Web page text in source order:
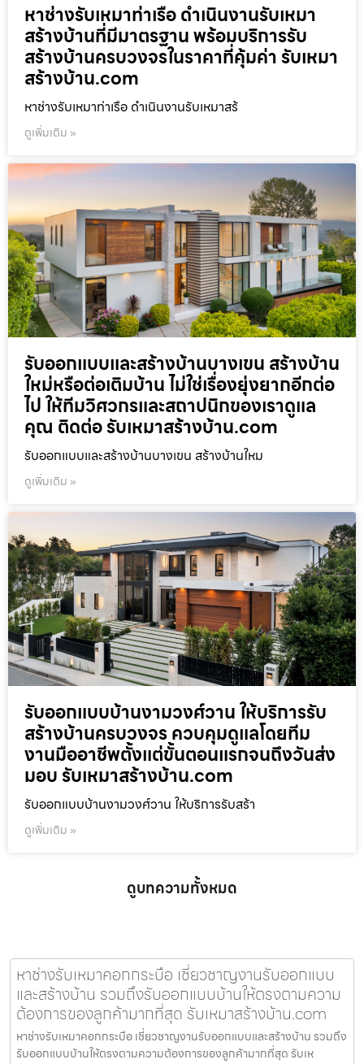
หาช่างรับเหมาท่าเรือ ดำเนินงานรับเหมา
สร้างบ้านที่มีมาตรฐาน พร้อมบริการรับ
สร้างบ้านครบวงจรในราคาที่คุ้มค่า รับเหมา
สร้างบ้าน.com
หาช่างรับเหมาท่าเรือ ดำเนินงานรับเหมาสร้
ดูเพิ่มเติม »
รับออกแบบและสร้างบ้านบางเขน สร้างบ้าน
ใหม่หรือต่อเติมบ้าน ไม่ใช่เรื่องยุ่งยากอีกต่อ
ไป ให้ทีมวิศวกรและสถาปนิกของเราดูแล
คุณ ติดต่อ รับเหมาสร้างบ้าน.com
รับออกแบบและสร้างบ้านบางเขน สร้างบ้านใหม
ดูเพิ่มเติม »
รับออกแบบบ้านงามวงศ์วาน ให้บริการรับ
สร้างบ้านครบวงจร ควบคุมดูแลโดยทีม
งานมืออาชีพตั้งแต่ขั้นตอนแรกจนถึงวันส่ง
มอบ รับเหมาสร้างบ้าน.com
รับออกแบบบ้านงามวงศ์วาน ให้บริการรับสร้า
ดูเพิ่มเติม »
ดูบทความทั้งหมด
หาช่างรับเหมาคอกกระบือ เชี่ยวชาญงานรับออกแบบ
และสร้างบ้าน รวมถึงรับออกแบบบ้านให้ตรงตามความ
ต้องการของลูกค้ามากที่สุด รับเหมาสร้างบ้าน.com
หาช่างรับเหมาคอกกระบือ เชี่ยวชาญงานรับออกแบบและสร้างบ้าน รวมถึง
รับออกแบบบ้านให้ตรงตามความต้องการของลูกค้ามากที่สุด รับเห